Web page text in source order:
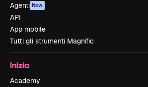
Agenti New
API
App mobile
Tutti gli strumenti Magnific
Inizia
Academy